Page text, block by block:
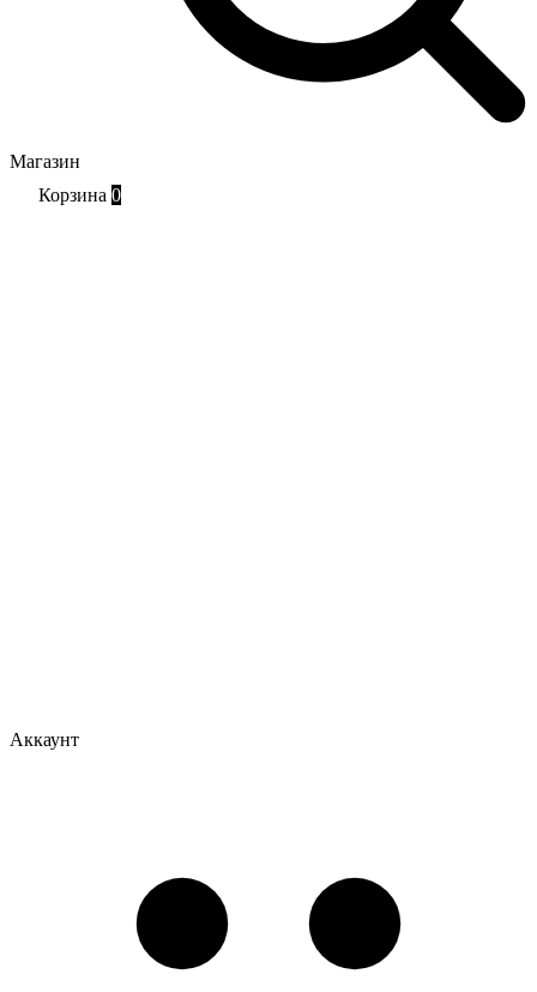
Магазин
Корзина 0
Аккаунт